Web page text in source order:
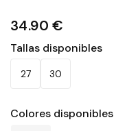
34.90 €
Tallas disponibles
27 30
Colores disponibles